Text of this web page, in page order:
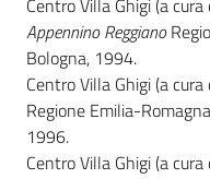
Seguici
su
Centro Villa Ghigi (a cura
Appennino Reggiano
Bologna, 1994.
Centro Villa Ghigi (a cura
Regione Emilia-
1996.
Centro Villa Ghigi (a cura